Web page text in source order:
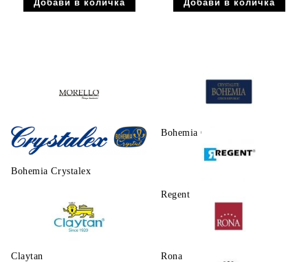
Morello Bohemia Crystalite
Bohemia Crystalex
Regent
Claytаn Rona